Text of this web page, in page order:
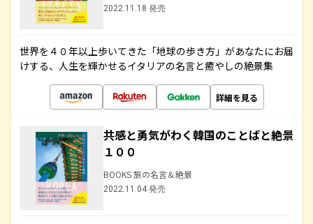
2022.11.18 発売
世界を４０年以上歩いてきた「地球の歩き方」があなたにお届
けする、人生を輝かせるイタリアの名言と癒やしの絶景集
詳細を見る
共感と勇気がわく韓国のことばと絶景
１００
BOOKS 旅の名言＆絶景
2022.11.04 発売